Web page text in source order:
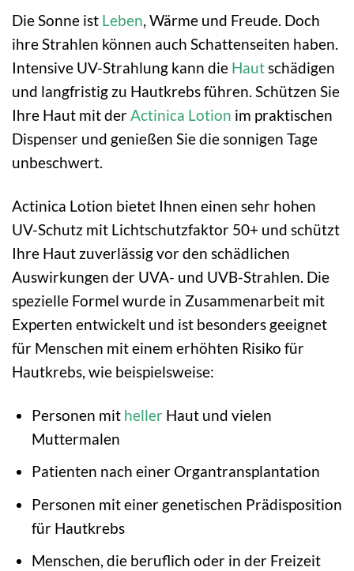
Die Sonne ist Leben, Wärme und Freude. Doch
ihre Strahlen können auch Schattenseiten haben.
Intensive UV-Strahlung kann die Hautschädigen
und langfristig zu Hautkrebs führen. Schützen Sie
Ihre Haut mit derActinica Lotion im praktischen
Dispenser und genießen Sie die sonnigen Tage
unbeschwert.
Actinica Lotion bietet Ihnen einen sehr hohen
UV-Schutz mit Lichtschutzfaktor 50+ und schützt
Ihre Haut zuverlässig vor den schädlichen
Auswirkungen der UVA- und UVB-Strahlen. Die
spezielle Formel wurde in Zusammenarbeit mit
Experten entwickelt und ist besonders geeignet
für Menschen mit einem erhöhten Risiko für
Hautkrebs, wie beispielsweise:
Personen mit hellerHaut und vielen
Muttermalen
Patienten nach einer Organtransplantation
Personen mit einer genetischen Prädisposition
für Hautkrebs
Menschen, die beruflich oder in der Freizeit